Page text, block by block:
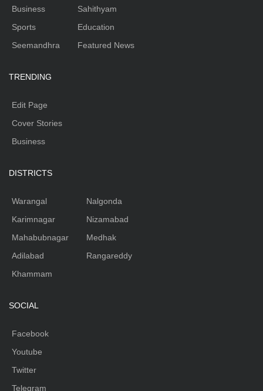
Business
Sports
Seemandhra
Sahithyam
Education
Featured News
TRENDING
Edit Page
Cover Stories
Business
DISTRICTS
Warangal
Karimnagar
Mahabubnagar
Adilabad
Khammam
Nalgonda
Nizamabad
Medhak
Rangareddy
SOCIAL
Facebook
Youtube
Twitter
Telegram